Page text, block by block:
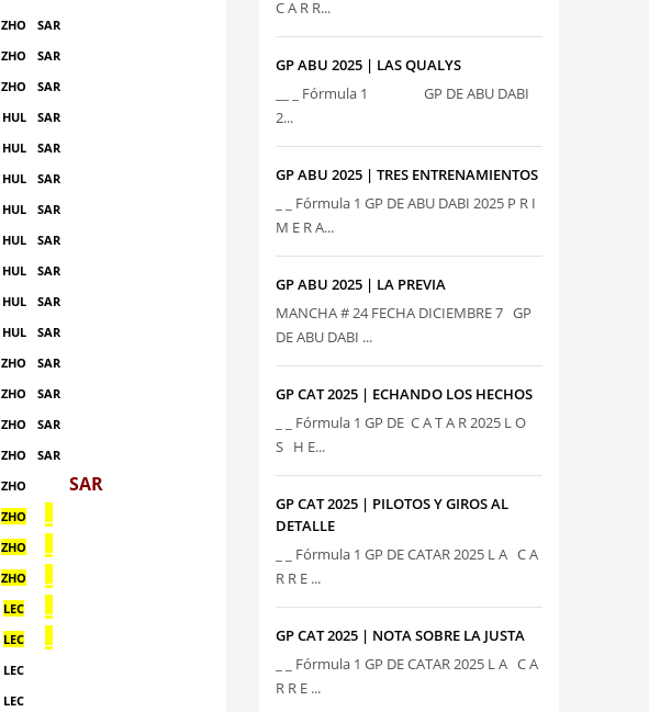
ZHO SAR
ZHO SAR
ZHO SAR
HUL SAR
HUL SAR
HUL SAR
HUL SAR
HUL SAR
HUL SAR
HUL SAR
HUL SAR
ZHO SAR
ZHO SAR
ZHO SAR
ZHO SAR
ZHO
SAR
ZHO
ZHO
ZHO
LEC
LEC
LEC
LEC
C A R R...
GP ABU 2025 | LAS QUALYS
__ _ Fórmula 1 GP DE ABU DABI
2...
GP ABU 2025 | TRES ENTRENAMIENTOS
_ _ Fórmula 1 GP DE ABU DABI 2025 P R I
M E R A...
GP ABU 2025 | LA PREVIA
MANCHA # 24 FECHA DICIEMBRE 7 GP
DE ABU DABI ...
GP CAT 2025 | ECHANDO LOS HECHOS
_ _ Fórmula 1 GP DE C A T A R 2025 L O
S H E...
GP CAT 2025 | PILOTOS Y GIROS AL
DETALLE
_ _ Fórmula 1 GP DE CATAR 2025 L A C A
R R E ...
GP CAT 2025 | NOTA SOBRE LA JUSTA
_ _ Fórmula 1 GP DE CATAR 2025 L A C A
R R E ...